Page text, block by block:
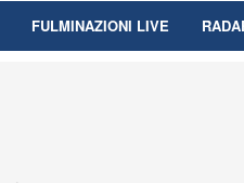
FULMINAZIONI LIVE